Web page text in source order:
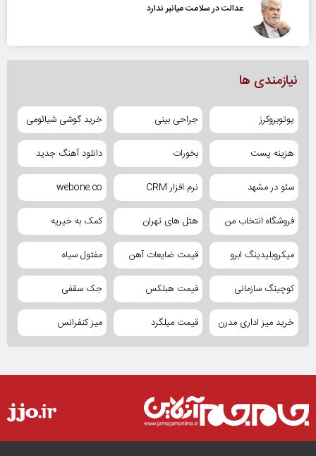
عدالت در سلامت میانبر ندارد
نیازمندی ها
یوتوبروکرز جراحی بینی خرید گوشی شیائومی
هزینه پست بخورات دانلود آهنگ جدید
سئو در مشهد نرم افزار CRM webone.co
فروشگاه انتخاب من هتل های تهران کمک به خیریه
میکروبلیدینگ ابرو قیمت ضایعات آهن مفتول سیاه
کوچینگ سازمانی قیمت هبلکس جک سقفی
خرید میز اداری مدرن قیمت میلگرد میز کنفرانس